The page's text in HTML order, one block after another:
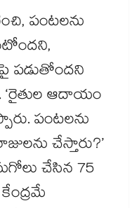
పంటలను
పడుతోందని
ఆదాయం
పంటలను
చేస్తారు?’
చేసిన 75